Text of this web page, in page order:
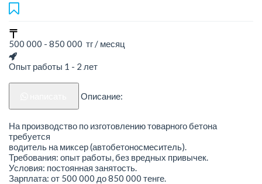
500 000 - 850 000 тг / месяц
Опыт работы 1 - 2 лет
Описание:
На производство по изготовлению товарного бетона
требуется
водитель на миксер (автобетоносмеситель).
Требования: опыт работы, без вредных привычек.
Условия: постоянная занятость.
Зарплата: от 500 000 до 850 000 тенге.